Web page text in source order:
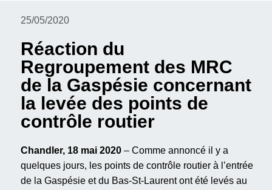
25/05/2020
Réaction du
Regroupement des MRC
de la Gaspésie concernant
la levée des points de
contrôle routier
Chandler, 18 mai 2020 – Comme annoncé il y a
quelques jours, les points de contrôle routier à l’entrée
de la Gaspésie et du Bas-St-Laurent ont été levés au